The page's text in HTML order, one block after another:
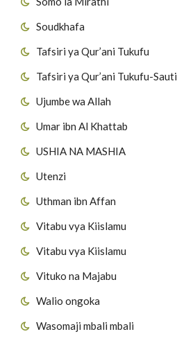
Soudkhafa
Tafsiri ya Qur’ani Tukufu
Tafsiri ya Qur’ani Tukufu-Sauti
Ujumbe wa Allah
Umar ibn Al Khattab
USHIA NA MASHIA
Utenzi
Uthman ibn Affan
Vitabu vya Kiislamu
Vitabu vya Kiislamu
Vituko na Majabu
Walio ongoka
Wasomaji mbali mbali